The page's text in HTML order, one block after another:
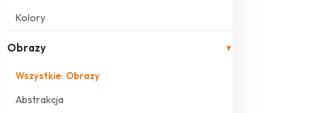
Kolory
Obrazy ▾
Wszystkie: Obrazy
Abstrakcja